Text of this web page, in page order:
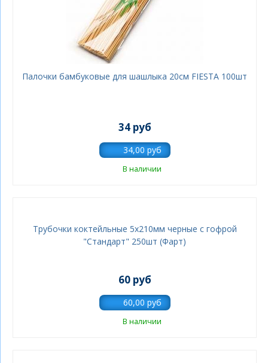
Палочки бамбуковые для шашлыка 20см FIESTA 100шт
34 руб
В наличии
Трубочки коктейльные 5х210мм черные с гофрой
"Стандарт" 250шт (Фарт)
60 руб
В наличии